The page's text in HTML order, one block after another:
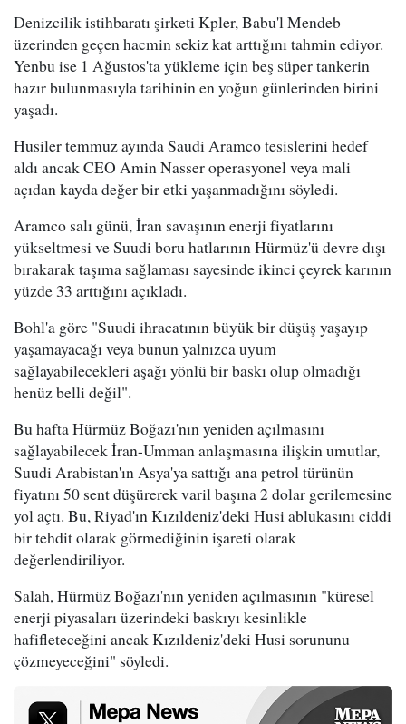
Denizcilik istihbaratı şirketi Kpler, Babu'l Mendeb
üzerinden geçen hacmin sekiz kat arttığını tahmin ediyor.
Yenbu ise 1 Ağustos'ta yükleme için beş süper tankerin
hazır bulunmasıyla tarihinin en yoğun günlerinden birini
yaşadı.
Husiler temmuz ayında Saudi Aramco tesislerini hedef
aldı ancak CEO Amin Nasser operasyonel veya mali
açıdan kayda değer bir etki yaşanmadığını söyledi.
Aramco salı günü, İran savaşının enerji fiyatlarını
yükseltmesi ve Suudi boru hatlarının Hürmüz'ü devre dışı
bırakarak taşıma sağlaması sayesinde ikinci çeyrek karının
yüzde 33 arttığını açıkladı.
Bohl'a göre "Suudi ihracatının büyük bir düşüş yaşayıp
yaşamayacağı veya bunun yalnızca uyum
sağlayabilecekleri aşağı yönlü bir baskı olup olmadığı
henüz belli değil".
Bu hafta Hürmüz Boğazı'nın yeniden açılmasını
sağlayabilecek İran-Umman anlaşmasına ilişkin umutlar,
Suudi Arabistan'ın Asya'ya sattığı ana petrol türünün
fiyatını 50 sent düşürerek varil başına 2 dolar gerilemesine
yol açtı. Bu, Riyad'ın Kızıldeniz'deki Husi ablukasını ciddi
bir tehdit olarak görmediğinin işareti olarak
değerlendiriliyor.
Salah, Hürmüz Boğazı'nın yeniden açılmasının "küresel
enerji piyasaları üzerindeki baskıyı kesinlikle
hafifleteceğini ancak Kızıldeniz'deki Husi sorununu
çözmeyeceğini" söyledi.